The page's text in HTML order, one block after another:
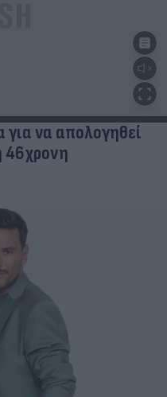
να απολογηθεί
46χρονη